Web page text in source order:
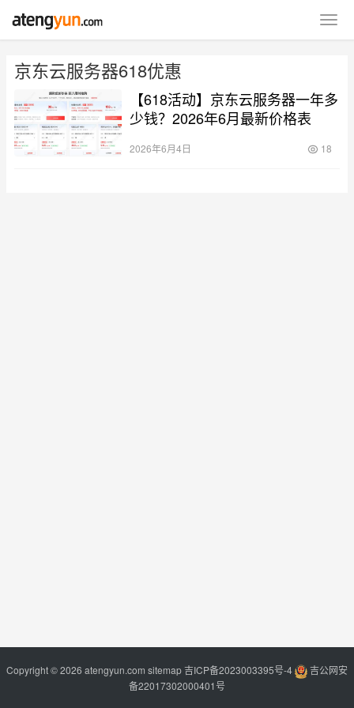
京东云服务器618优惠
【618活动】京东云服务器一年多
少钱？2026年6月最新价格表
2026年6月4日 18
Copyright © 2026 atengyun.com sitemap吉ICP备2023003395号-4
吉公网安
备22017302000401号